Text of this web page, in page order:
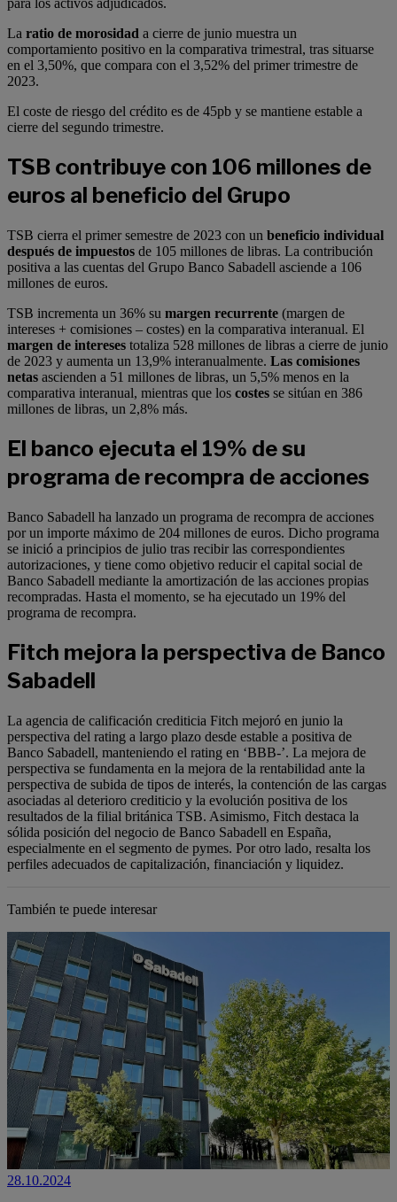
para los activos adjudicados.
La ratio de morosidad a cierre de junio muestra un
comportamiento positivo en la comparativa trimestral, tras situarse
en el 3,50%, que compara con el 3,52% del primer trimestre de
2023.
El coste de riesgo del crédito es de 45pb y se mantiene estable a
cierre del segundo trimestre.
TSB contribuye con 106 millones de
euros al beneficio del Grupo
TSB cierra el primer semestre de 2023 con un beneficio individual
después de impuestos de 105 millones de libras. La contribución
positiva a las cuentas del Grupo Banco Sabadell asciende a 106
millones de euros.
TSB incrementa un 36% su margen recurrente (margen de
intereses + comisiones – costes) en la comparativa interanual. El
margen de intereses totaliza 528 millones de libras a cierre de junio
de 2023 y aumenta un 13,9% interanualmente. Las comisiones
netas ascienden a 51 millones de libras, un 5,5% menos en la
comparativa interanual, mientras que los costes se sitúan en 386
millones de libras, un 2,8% más.
El banco ejecuta el 19% de su
programa de recompra de acciones
Banco Sabadell ha lanzado un programa de recompra de acciones
por un importe máximo de 204 millones de euros. Dicho programa
se inició a principios de julio tras recibir las correspondientes
autorizaciones, y tiene como objetivo reducir el capital social de
Banco Sabadell mediante la amortización de las acciones propias
recompradas. Hasta el momento, se ha ejecutado un 19% del
programa de recompra.
Fitch mejora la perspectiva de Banco
Sabadell
La agencia de calificación crediticia Fitch mejoró en junio la
perspectiva del rating a largo plazo desde estable a positiva de
Banco Sabadell, manteniendo el rating en ‘BBB-’. La mejora de
perspectiva se fundamenta en la mejora de la rentabilidad ante la
perspectiva de subida de tipos de interés, la contención de las cargas
asociadas al deterioro crediticio y la evolución positiva de los
resultados de la filial británica TSB. Asimismo, Fitch destaca la
sólida posición del negocio de Banco Sabadell en España,
especialmente en el segmento de pymes. Por otro lado, resalta los
perfiles adecuados de capitalización, financiación y liquidez.
También te puede interesar
28.10.2024